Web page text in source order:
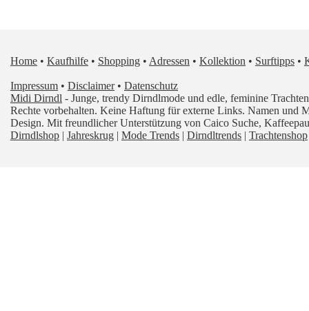
Home • Kaufhilfe • Shopping • Adressen • Kollektion • Surftipps •
Impressum • Disclaimer• Datenschutz
Midi Dirndl - Junge, trendy Dirndlmode und edle, feminine
Rechte vorbehalten. Keine Haftung für externe Links. Namen und
Design. Mit freundlicher Unterstützung von Caico Suche,
Dirndlshop | Jahreskrug | Mode Trends | Dirndltrends | Trachtenshop